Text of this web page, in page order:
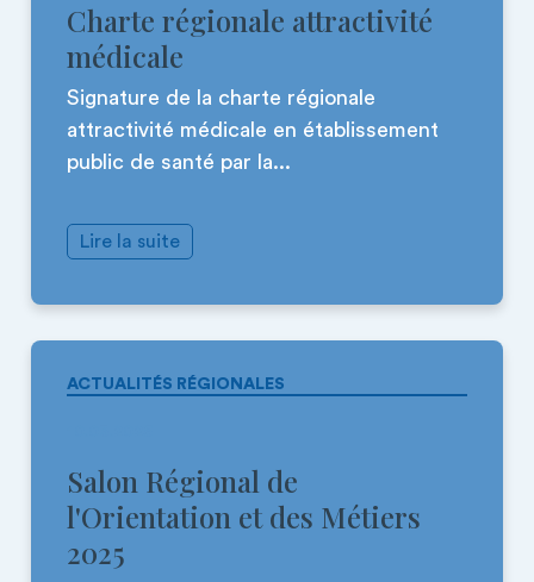
Charte régionale attractivité
médicale
Signature de la charte régionale
attractivité médicale en établissement
public de santé par la...
Lire la suite
ACTUALITÉS RÉGIONALES
Salon Régional de
l'Orientation et des Métiers
2025